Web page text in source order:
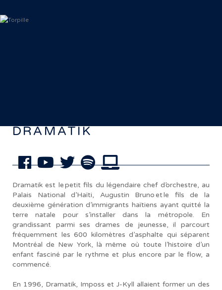
DRAMATIK
Dramatik est le petit fils du légendaire chef d’orchestre, au
Palais National d’Haïti, Augustin Bruno et le fils de la
deuxième génération d’immigrants haïtiens ayant quitté la
terre natale pour s’installer dans la métropole. En
grandissant parmi ses drames de jeunesse, il parcourt
fréquemment les 600 kilomètres d’asphalte qui séparent
Montréal de New York, là même où toute l’histoire d’un
enfant fasciné par le rythme et plus encore par le flow, a
commencé.
En 1996, Dramatik, Imposs et J-Kyll allaient former un des